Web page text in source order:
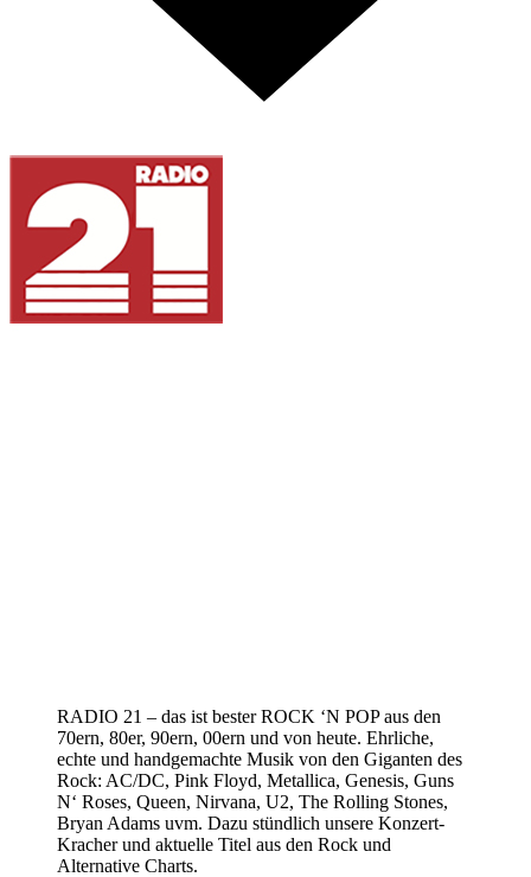
RADIO 21 – das ist bester ROCK ‘N POP aus den
70ern, 80er, 90ern, 00ern und von heute. Ehrliche,
echte und handgemachte Musik von den Giganten des
Rock: AC/DC, Pink Floyd, Metallica, Genesis, Guns
N‘ Roses, Queen, Nirvana, U2, The Rolling Stones,
Bryan Adams uvm. Dazu stündlich unsere Konzert-
Kracher und aktuelle Titel aus den Rock und
Alternative Charts.